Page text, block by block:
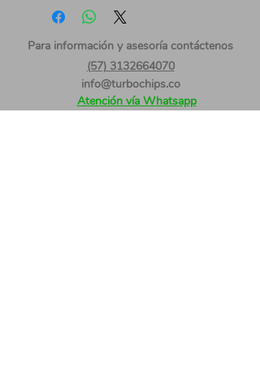
Para información y asesoría contáctenos
(57) 3132664070
info@turbochips.co
Atención vía Whatsapp